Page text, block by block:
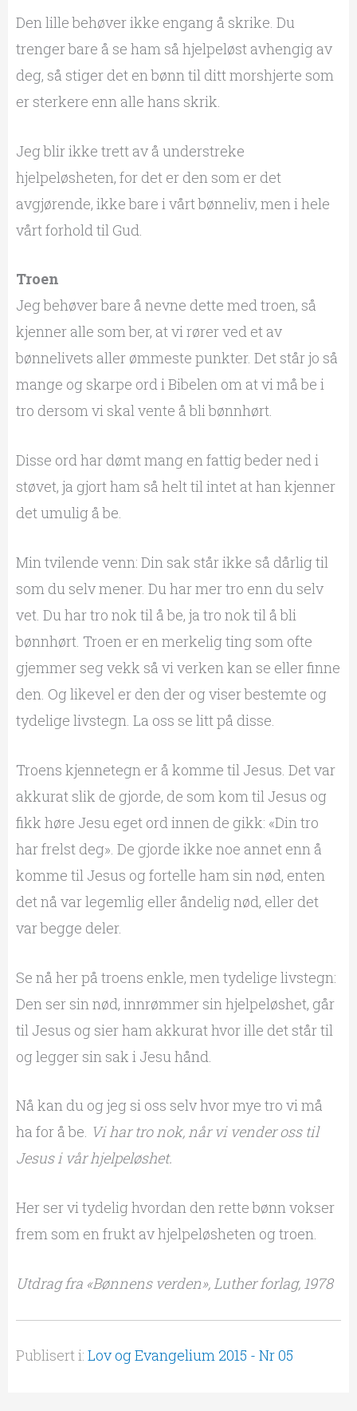
Den lille behøver ikke engang å skrike. Du
trenger bare å se ham så hjelpeløst avhengig av
deg, så stiger det en bønn til ditt morshjerte som
er sterkere enn alle hans skrik.
Jeg blir ikke trett av å understreke
hjelpeløsheten, for det er den som er det
avgjørende, ikke bare i vårt bønneliv, men i hele
vårt forhold til Gud.
Troen
Jeg behøver bare å nevne dette med troen, så
kjenner alle som ber, at vi rører ved et av
bønnelivets aller ømmeste punkter. Det står jo så
mange og skarpe ord i Bibelen om at vi må be i
tro dersom vi skal vente å bli bønnhørt.
Disse ord har dømt mang en fattig beder ned i
støvet, ja gjort ham så helt til intet at han kjenner
det umulig å be.
Min tvilende venn: Din sak står ikke så dårlig til
som du selv mener. Du har mer tro enn du selv
vet. Du har tro nok til å be, ja tro nok til å bli
bønnhørt. Troen er en merkelig ting som ofte
gjemmer seg vekk så vi verken kan se eller finne
den. Og likevel er den der og viser bestemte og
tydelige livstegn. La oss se litt på disse.
Troens kjennetegn er å komme til Jesus. Det var
akkurat slik de gjorde, de som kom til Jesus og
fikk høre Jesu eget ord innen de gikk: «Din tro
har frelst deg». De gjorde ikke noe annet enn å
komme til Jesus og fortelle ham sin nød, enten
det nå var legemlig eller åndelig nød, eller det
var begge deler.
Se nå her på troens enkle, men tydelige livstegn:
Den ser sin nød, innrømmer sin hjelpeløshet, går
til Jesus og sier ham akkurat hvor ille det står til
og legger sin sak i Jesu hånd.
Nå kan du og jeg si oss selv hvor mye tro vi må
ha for å be. Vi har tro nok, når vi vender oss til
Jesus i vår hjelpeløshet.
Her ser vi tydelig hvordan den rette bønn vokser
frem som en frukt av hjelpeløsheten og troen.
Utdrag fra «Bønnens verden», Luther forlag, 1978
Publisert i: Lov og Evangelium 2015 - Nr 05